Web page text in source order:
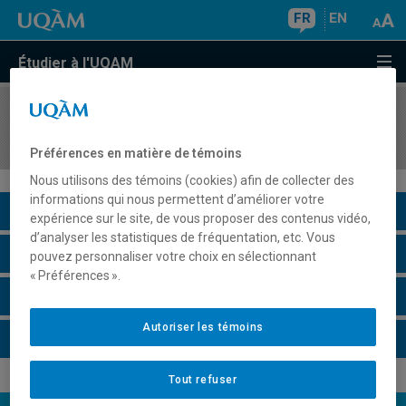
FR EN
Étudier à l'UQAM
COURS//
Description du cours
Horaire - Été 2026
Préférences en matière de témoins
Nous utilisons des témoins (cookies) afin de collecter des
informations qui nous permettent d’améliorer votre
expérience sur le site, de vous proposer des contenus vidéo,
d’analyser les statistiques de fréquentation, etc. Vous
pouvez personnaliser votre choix en sélectionnant
« Préférences ».
Tout refuser
Autoriser les témoins